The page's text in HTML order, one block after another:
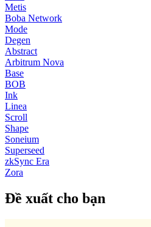
Metis
Boba Network
Mode
Degen
Abstract
Arbitrum Nova
Base
BOB
Ink
Linea
Scroll
Shape
Soneium
Superseed
zkSync Era
Zora
Đề xuất cho bạn